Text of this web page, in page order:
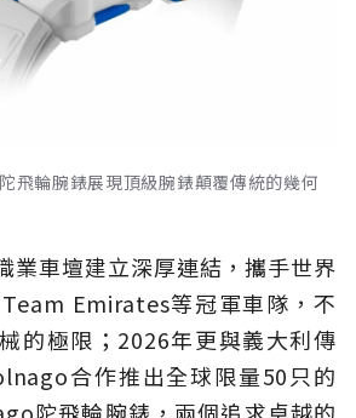
飛輪腕錶展現頂級腕錶顛覆傳統的幾何
業車壇建立深厚連結，攜手世界
Emirates等冠軍車隊，不
的極限；2026年更與義大利傳
合作推出全球限量50只的